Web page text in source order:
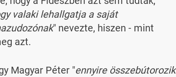
valaki lehallgatja a saját
" nevezte, hiszen - mint
azt.
Magyar Péter "ennyire összebútorozik